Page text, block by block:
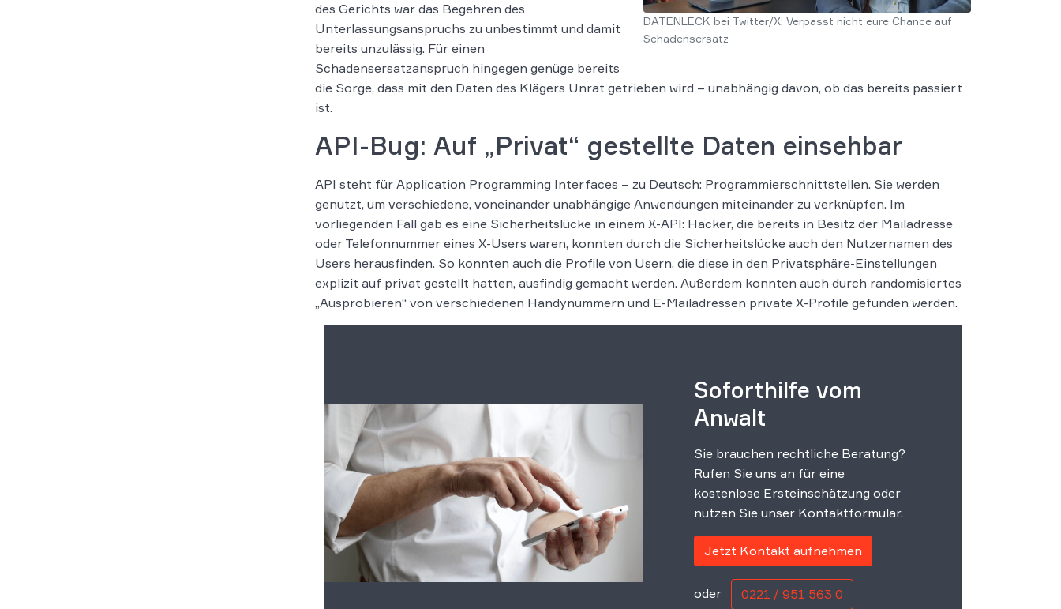
DATENLECK bei Twitter/X: Verpasst nicht eure Chance auf
Schadensersatz
des Gerichts war das Begehren des
Unterlassungsanspruchs zu unbestimmt und damit
bereits unzulässig. Für einen
Schadensersatzanspruch hingegen genüge bereits
die Sorge, dass mit den Daten des Klägers Unrat getrieben wird – unabhängig davon, ob das bereits passiert
ist.
API-Bug: Auf „Privat“ gestellte Daten einsehbar
API steht für Application Programming Interfaces – zu Deutsch: Programmierschnittstellen. Sie werden
genutzt, um verschiedene, voneinander unabhängige Anwendungen miteinander zu verknüpfen. Im
vorliegenden Fall gab es eine Sicherheitslücke in einem X-API: Hacker, die bereits in Besitz der Mailadresse
oder Telefonnummer eines X-Users waren, konnten durch die Sicherheitslücke auch den Nutzernamen des
Users herausfinden. So konnten auch die Profile von Usern, die diese in den Privatsphäre-Einstellungen
explizit auf privat gestellt hatten, ausfindig gemacht werden. Außerdem konnten auch durch randomisiertes
„Ausprobieren“ von verschiedenen Handynummern und E-Mailadressen private X-Profile gefunden werden.
Soforthilfe vom
Anwalt
Sie brauchen rechtliche Beratung?
Rufen Sie uns an für eine
kostenlose Ersteinschätzung oder
nutzen Sie unser Kontaktformular.
Jetzt Kontakt aufnehmen
oder 0221 / 951 563 0